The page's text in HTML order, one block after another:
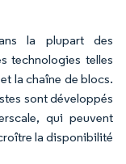
la plupart des
technologies telles
la chaîne de blocs.
sont développés
qui peuvent
la disponibilité